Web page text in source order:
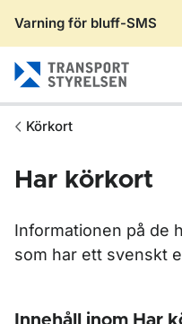
Varning för bluff-SMS
Körkort
Har körkort
Informationen på de
som har ett svenskt
Innehåll inom Har